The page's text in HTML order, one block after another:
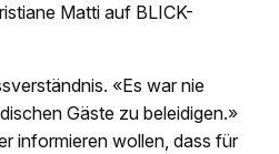
Matti auf BLICK-
«Es war nie
Gäste zu beleidigen.»
informieren wollen, dass für